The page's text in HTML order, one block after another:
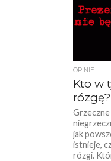
OPINIE
Kto w
rózgę?
jak
istnieje,
rózgi.